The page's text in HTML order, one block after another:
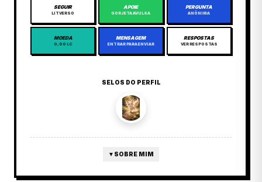
SEGUIR
LITVERSO
APOIE
GORJETA AVULSA
PERGUNTA
ANÔNIMA
MOEDA
0,00 LC
MENSAGEM
ENTRAR PARA ENVIAR
RESPOSTAS
VER RESPOSTAS
SELOS DO PERFIL
▼ SOBRE MIM